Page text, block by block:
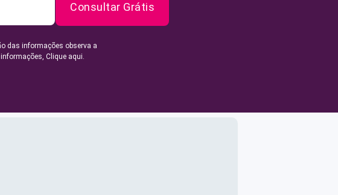
Consultar Grátis
das informações observa a
Clique aqui.